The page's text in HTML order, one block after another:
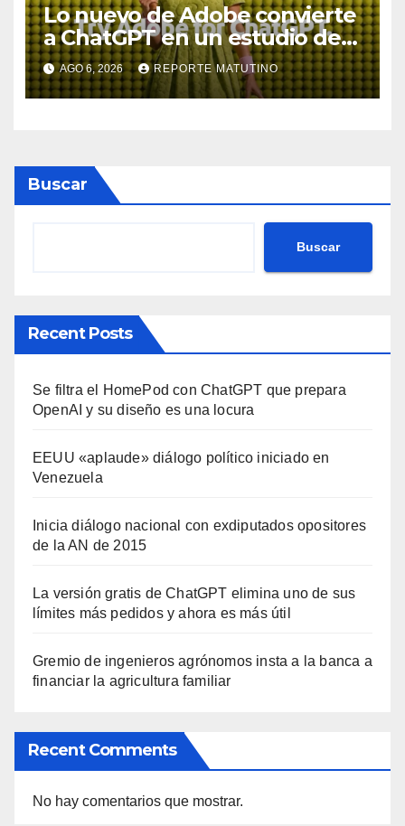
Lo nuevo de Adobe convierte
a ChatGPT en un estudio de
diseño con Photoshop,
Premiere y otras aplicaciones
creativas
AGO 6, 2026 REPORTE MATUTINO
Buscar
Buscar
Recent Posts
Se filtra el HomePod con ChatGPT que prepara
OpenAI y su diseño es una locura
EEUU «aplaude» diálogo político iniciado en
Venezuela
Inicia diálogo nacional con exdiputados opositores
de la AN de 2015
La versión gratis de ChatGPT elimina uno de sus
límites más pedidos y ahora es más útil
Gremio de ingenieros agrónomos insta a la banca a
financiar la agricultura familiar
Recent Comments
No hay comentarios que mostrar.